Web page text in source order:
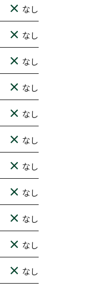
なし
なし
なし
なし
なし
なし
なし
なし
なし
なし
なし